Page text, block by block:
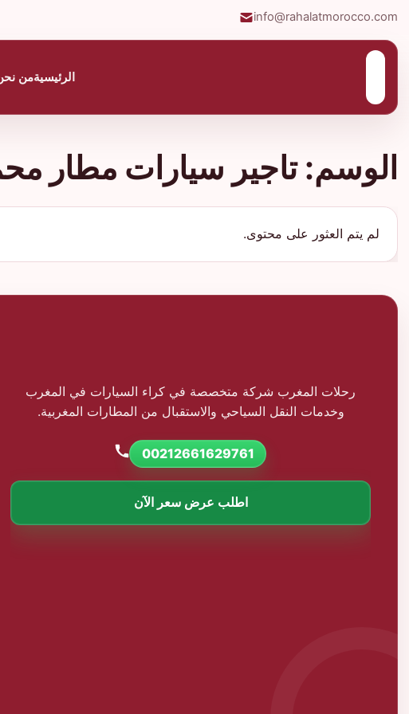
info@rahalatmorocco.com
الرئيسيةمن
الوسم:تاجير سيارات مطار
لم يتم العثور على محتوى.
رحلات المغرب شركة متخصصة في كراء السيارات في المغرب
وخدمات النقل السياحي والاستقبال من المطارات المغربية.
00212661629761
اطلب عرض سعر الآن